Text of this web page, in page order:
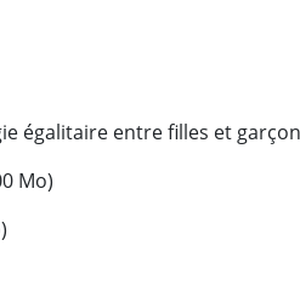
égalitaire entre filles et
Mo)